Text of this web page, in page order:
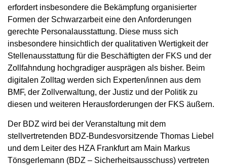
erfordert insbesondere die Bekämpfung organisierter
Formen der Schwarzarbeit eine den Anforderungen
gerechte Personalausstattung. Diese muss sich
insbesondere hinsichtlich der qualitativen Wertigkeit der
Stellenausstattung für die Beschäftigten der FKS und der
Zollfahndung hochgradiger ausprägen als bisher. Beim
digitalen Zolltag werden sich Experten/innen aus dem
BMF, der Zollverwaltung, der Justiz und der Politik zu
diesen und weiteren Herausforderungen der FKS äußern.
Der BDZ wird bei der Veranstaltung mit dem
stellvertretenden BDZ-Bundesvorsitzende Thomas Liebel
und dem Leiter des HZA Frankfurt am Main Markus
Tönsgerlemann (BDZ – Sicherheitsausschuss) vertreten